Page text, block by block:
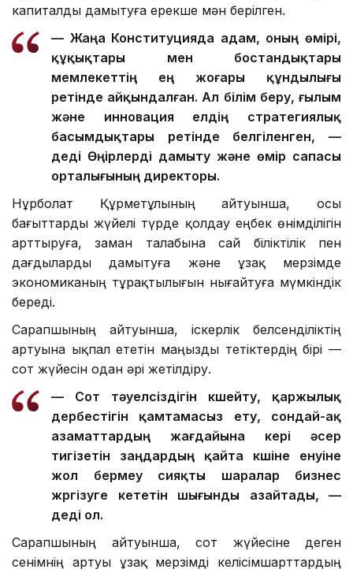
капиталды дамытуға ерекше мән берілген.
— Жаңа Конституцияда адам, оның өмірі,
құқықтары мен бостандықтары
мемлекеттің ең жоғары құндылығы
ретінде айқындалған. Ал білім беру, ғылым
және инновация елдің стратегиялық
басымдықтары ретінде белгіленген, —
деді Өңірлерді дамыту және өмір сапасы
орталығының директоры.
Нұрболат Құрметұлының айтуынша, осы
бағыттарды жүйелі түрде қолдау еңбек өнімділігін
арттыруға, заман талабына сай біліктілік пен
дағдыларды дамытуға және ұзақ мерзімде
экономиканың тұрақтылығын нығайтуға мүмкіндік
береді.
Сарапшының айтуынша, іскерлік белсенділіктің
артуына ықпал ететін маңызды тетіктердің бірі —
сот жүйесін одан әрі жетілдіру.
— Сот тәуелсіздігін күшейту, қаржылық
дербестігін қамтамасыз ету, сондай-ақ
азаматтардың жағдайына кері әсер
тигізетін заңдардың қайта күшіне енуіне
жол бермеу сияқты шаралар бизнес
жүргізуге кететін шығынды азайтады, —
деді ол.
Сарапшының айтуынша, сот жүйесіне деген
сенімнің артуы ұзақ мерзімді келісімшарттардың